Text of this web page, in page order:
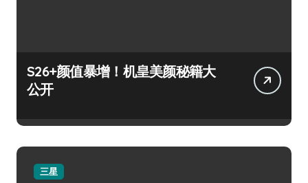
S26+颜值暴增！机皇美颜秘籍大
公开
三星